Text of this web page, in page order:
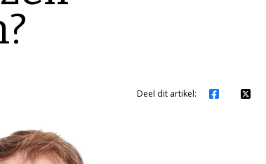
Deel dit artikel: